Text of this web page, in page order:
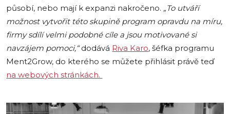
působí, nebo mají k expanzi nakročeno. „To utváří
možnost vytvořit této skupině program opravdu na míru,
firmy sdílí velmi podobné cíle a jsou motivované si
navzájem pomoci,“dodává Riva Karo, šéfka programu
Ment2Grow, do kterého se můžete přihlásit právě teď
na webových stránkách.